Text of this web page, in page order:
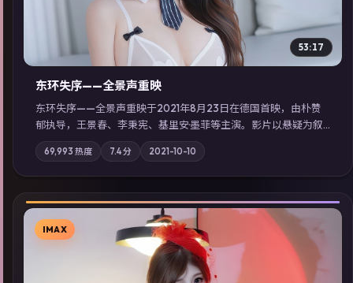
53:17
东环失序——全景声重映
东环失序——全景声重映于2021年8月23日在德国首映，由朴赞
郁执导，王景春、李秉宪、基里安·墨菲等主演。影片以悬疑为叙
事主轴，科技与人性的边界在实验事故后逐渐模糊；摄影与配乐
强化地域气质；站内亦可通过「国产免费观看高清电视剧在线
看」延展检索同类型高分佳作，畅享高清在线追剧体验。
69,993 热度 7.4分 2021-10-10
IMAX